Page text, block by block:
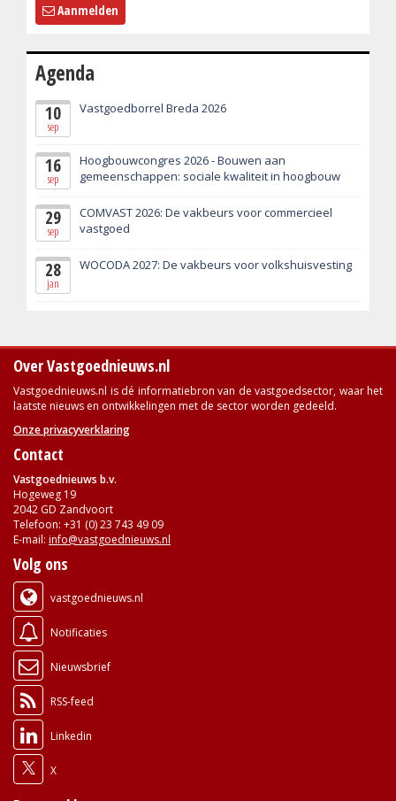
Aanmelden
Agenda
10
sep
Vastgoedborrel Breda 2026
16
sep
Hoogbouwcongres 2026 - Bouwen aan
gemeenschappen: sociale kwaliteit in hoogbouw
29
sep
COMVAST 2026: De vakbeurs voor commercieel
vastgoed
28
jan
WOCODA 2027: De vakbeurs voor volkshuisvesting
Over Vastgoednieuws.nl
Vastgoednieuws.nl is dé informatiebron van de vastgoedsector, waar het
laatste nieuws en ontwikkelingen met de sector worden gedeeld.
Onze privacyverklaring
Contact
Vastgoednieuws b.v.
Hogeweg 19
2042 GD Zandvoort
Telefoon: +31 (0) 23 743 49 09
E-mail: info@vastgoednieuws.nl
Volg ons
vastgoednieuws.nl
Notificaties
Nieuwsbrief
RSS-feed
Linkedin
X